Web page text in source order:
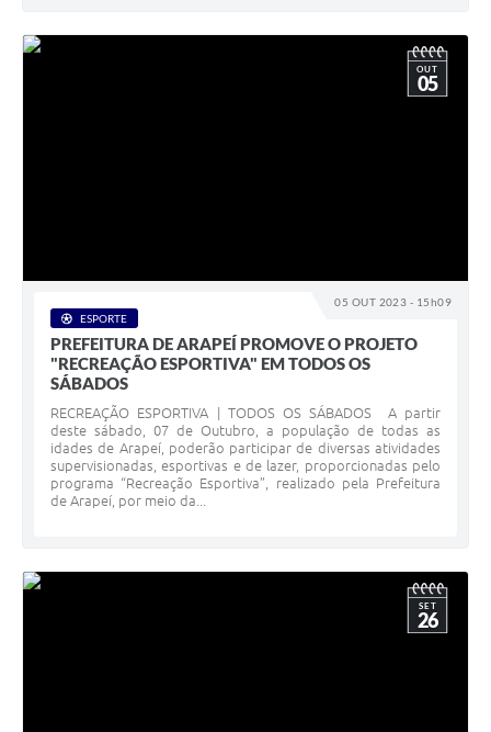
05 OUT 2023 - 15h09
OUT
05
ESPORTE
PREFEITURA DE ARAPEÍ PROMOVE O PROJETO
"RECREAÇÃO ESPORTIVA" EM TODOS OS
SÁBADOS
RECREAÇÃO ESPORTIVA | TODOS OS SÁBADOS A partir
deste sábado, 07 de Outubro, a população de todas as
idades de Arapeí, poderão participar de diversas atividades
supervisionadas, esportivas e de lazer, proporcionadas pelo
programa “Recreação Esportiva”, realizado pela Prefeitura
de Arapeí, por meio da...
SET
26